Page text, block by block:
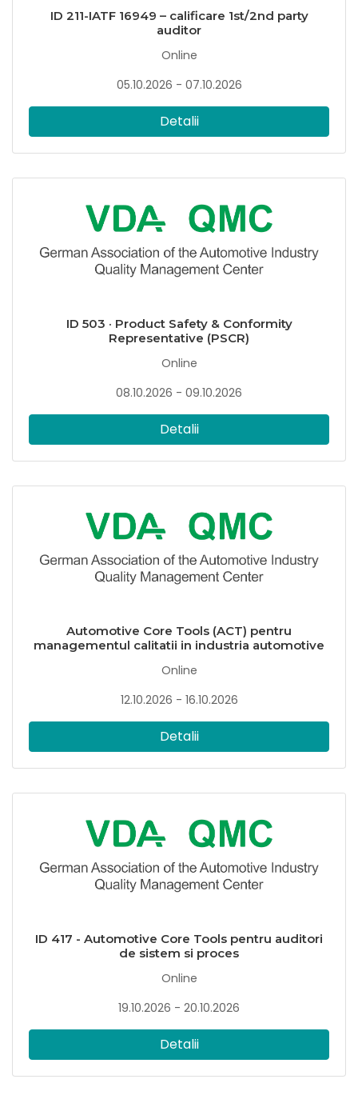
ID 211-IATF 16949 – calificare 1st/2nd party
auditor
Online
05.10.2026 - 07.10.2026
Detalii
ID 503 · Product Safety & Conformity
Representative (PSCR)
Online
08.10.2026 - 09.10.2026
Detalii
Automotive Core Tools (ACT) pentru
managementul calitatii in industria automotive
Online
12.10.2026 - 16.10.2026
Detalii
ID 417 - Automotive Core Tools pentru auditori
de sistem si proces
Online
19.10.2026 - 20.10.2026
Detalii